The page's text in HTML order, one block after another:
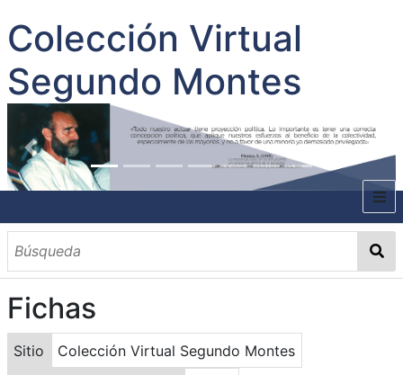
Colección Virtual
Segundo Montes
INICIO
SOBRE EL AUTOR
CONTENIDO
TODOS LOS DOCUMENTOS
CATEGORIAS
OBRAS SOBRE EL AUTOR P. SEGUNDO MONTES
MATERIAS
PALABRAS CLAVES
MULTIMEDIA
Fichas
Sitio
Colección Virtual Segundo Montes